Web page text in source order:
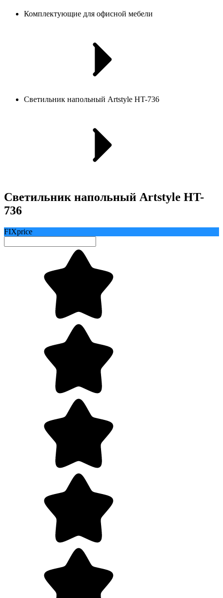
Комплектующие для офисной мебели
Светильник напольный Artstyle HT-736
Светильник напольный Artstyle HT-
736
FIXprice